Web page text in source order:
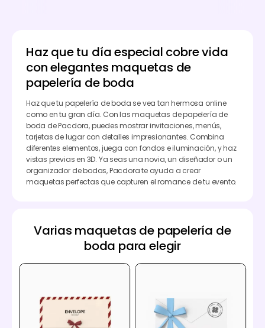
Haz que tu día especial cobre vida
con elegantes maquetas de
papelería de boda
Haz que tu papelería de boda se vea tan hermosa online
como en tu gran día. Con las maquetas de papelería de
boda de Pacdora, puedes mostrar invitaciones, menús,
tarjetas de lugar con detalles impresionantes. Combina
diferentes elementos, juega con fondos e iluminación, y haz
vistas previas en 3D. Ya seas una novia, un diseñador o un
organizador de bodas, Pacdora te ayuda a crear
maquetas perfectas que capturen el romance de tu evento.
Varias maquetas de papelería de
boda para elegir